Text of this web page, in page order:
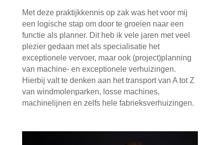
Met deze praktijkkennis op zak was het voor mij
een logische stap om door te groeien naar een
functie als planner. Dit heb ik vele jaren met veel
plezier gedaan met als specialisatie het
exceptionele vervoer, maar ook (project)planning
van machine- en exceptionele verhuizingen.
Hierbij valt te denken aan het transport van A tot Z
van windmolenparken, losse machines,
machinelijnen en zelfs hele fabrieksverhuizingen.